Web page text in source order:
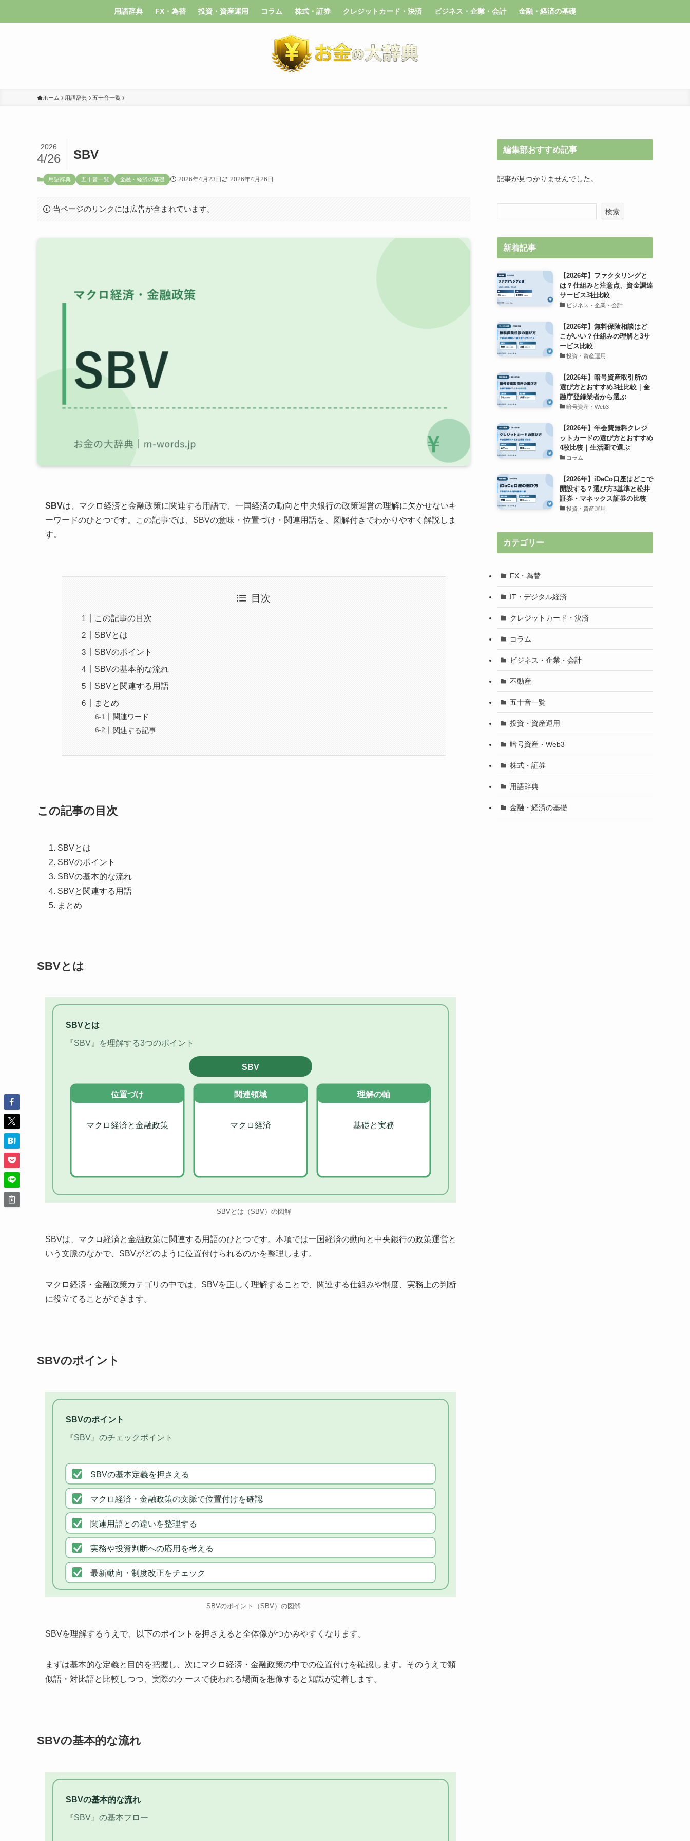
用語辞典 FX・為替 投資・資産運用 コラム 株式・証券 クレジットカード・決済 ビジネス・企業・会計 金融・経済の基礎
ホーム 用語辞典 五十音一覧
SBV
2026
4/26
用語辞典 五十音一覧 金融・経済の基礎 2026年4月23日 2026年4月26日
当ページのリンクには広告が含まれています。
SBVは、マクロ経済と金融政策に関連する用語で、一国経済の動向と中央銀行の政策運営の理解に欠かせないキ
ーワードのひとつです。この記事では、SBVの意味・位置づけ・関連用語を、図解付きでわかりやすく解説しま
す。
目次
この記事の目次
SBVとは
SBVのポイント
SBVの基本的な流れ
SBVと関連する用語
まとめ
関連ワード
関連する記事
この記事の目次
SBVとは
SBVのポイント
SBVの基本的な流れ
SBVと関連する用語
まとめ
SBVとは
SBVとは
『SBV』を理解する3つのポイント
SBV
位置づけ
マクロ経済と金融政策
関連領域
マクロ経済
理解の軸
基礎と実務
SBVとは（SBV）の図解
SBVは、マクロ経済と金融政策に関連する用語のひとつです。本項では一国経済の動向と中央銀行の政策運営と
いう文脈のなかで、SBVがどのように位置付けられるのかを整理します。
マクロ経済・金融政策カテゴリの中では、SBVを正しく理解することで、関連する仕組みや制度、実務上の判断
に役立てることができます。
SBVのポイント
SBVのポイント
『SBV』のチェックポイント
SBVの基本定義を押さえる
マクロ経済・金融政策の文脈で位置付けを確認
関連用語との違いを整理する
実務や投資判断への応用を考える
最新動向・制度改正をチェック
SBVのポイント（SBV）の図解
SBVを理解するうえで、以下のポイントを押さえると全体像がつかみやすくなります。
まずは基本的な定義と目的を把握し、次にマクロ経済・金融政策の中での位置付けを確認します。そのうえで類
似語・対比語と比較しつつ、実際のケースで使われる場面を想像すると知識が定着します。
SBVの基本的な流れ
SBVの基本的な流れ
『SBV』の基本フロー
編集部おすすめ記事
記事が見つかりませんでした。
検索
新着記事
【2026年】ファクタリングと
は？仕組みと注意点、資金調達
サービス3社比較
ビジネス・企業・会計
【2026年】無料保険相談はど
こがいい？仕組みの理解と3サ
ービス比較
投資・資産運用
【2026年】暗号資産取引所の
選び方とおすすめ3社比較｜金
融庁登録業者から選ぶ
暗号資産・Web3
【2026年】年会費無料クレジ
ットカードの選び方とおすすめ
4枚比較｜生活圏で選ぶ
コラム
【2026年】iDeCo口座はどこで
開設する？選び方3基準と松井
証券・マネックス証券の比較
投資・資産運用
カテゴリー
FX・為替
IT・デジタル経済
クレジットカード・決済
コラム
ビジネス・企業・会計
不動産
五十音一覧
投資・資産運用
暗号資産・Web3
株式・証券
用語辞典
金融・経済の基礎